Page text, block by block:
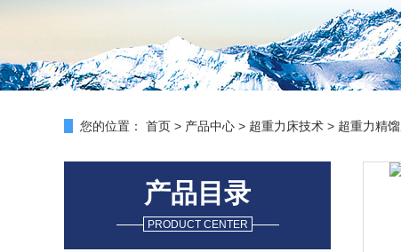
您的位置： 首页 > 产品中心 > 超重力床技术 > 超重力精
产品目录
PRODUCT CENTER